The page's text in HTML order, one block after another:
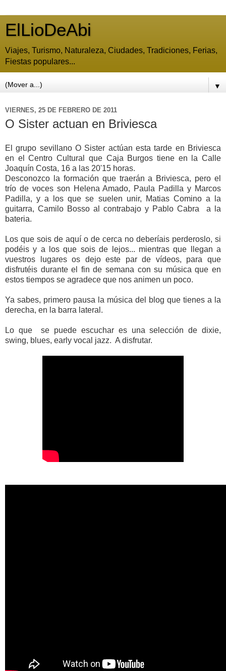
ElLioDeAbi
Viajes, Turismo, Naturaleza, Ciudades, Tradiciones, Ferias,
Fiestas populares...
▼
VIERNES, 25 DE FEBRERO DE 2011
O Sister actuan en Briviesca
El grupo sevillano O Sister actúan esta tarde en Briviesca
en el Centro Cultural que Caja Burgos tiene en la Calle
Joaquín Costa, 16 a las 20'15 horas.
Desconozco la formación que traerán a Briviesca, pero el
trío de voces son Helena Amado, Paula Padilla y Marcos
Padilla, y a los que se suelen unir, Matias Comino a la
guitarra, Camilo Bosso al contrabajo y Pablo Cabra a la
bateria.
Los que sois de aquí o de cerca no deberíais perderoslo, si
podéis y a los que sois de lejos... mientras que llegan a
vuestros lugares os dejo este par de vídeos, para que
disfrutéis durante el fin de semana con su música que en
estos tiempos se agradece que nos animen un poco.
Ya sabes, primero pausa la música del blog que tienes a la
derecha, en la barra lateral.
Lo que se puede escuchar es una selección de dixie,
swing, blues, early vocal jazz. A disfrutar.